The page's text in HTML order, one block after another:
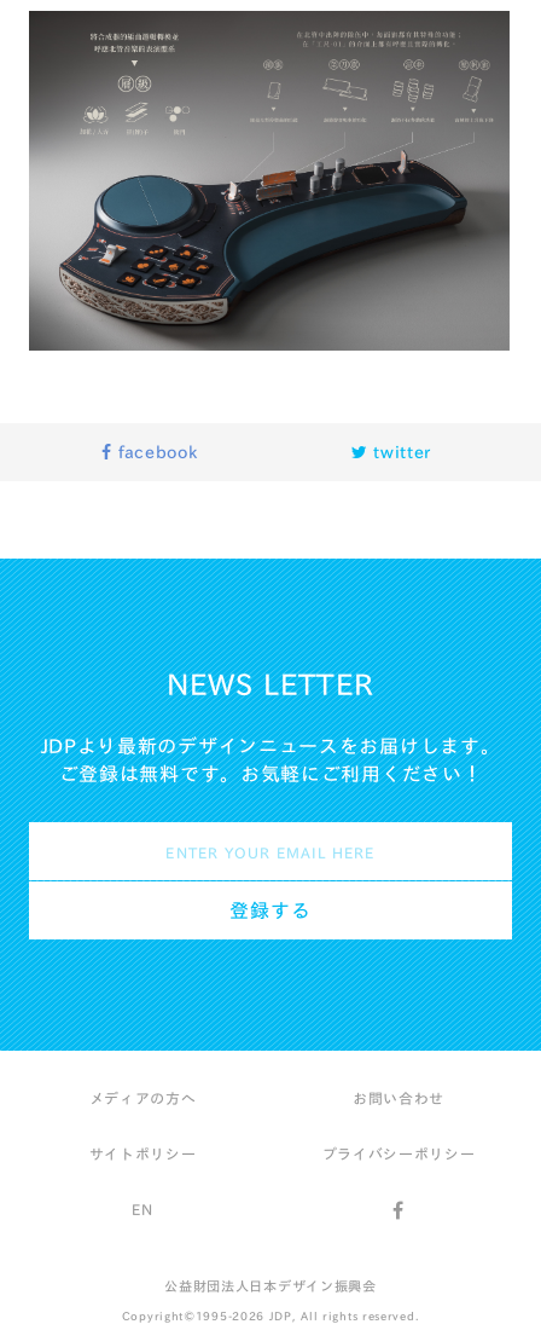
facebook twitter
NEWS LETTER
JDPより最新のデザインニュースをお届けします。
ご登録は無料です。お気軽にご利用ください！
メディアの方へ お問い合わせ
サイトポリシー プライバシーポリシー
EN
公益財団法人日本デザイン振興会
Copyright©1995-2026 JDP, All rights reserved.